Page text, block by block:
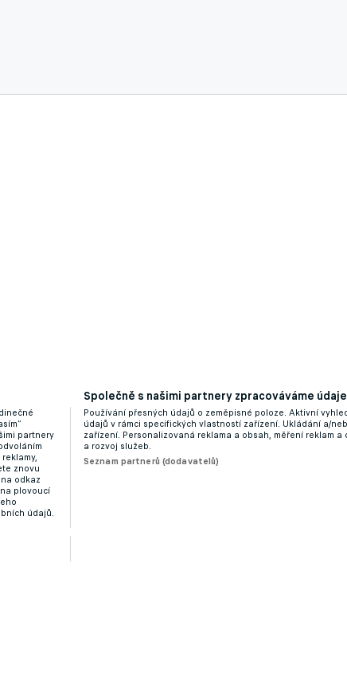
partnery
znovu
odkaz
plovoucí
údajů.
Společně s našimi partnery zpracováváme
Používání přesných údajů o zeměpisné poloze. Aktivní
údajů v rámci specifických vlastností zařízení. Ukládání a/
zařízení. Personalizovaná reklama a obsah, měření reklam a
a rozvoj služeb.
Seznam partnerů (dodavatelů)